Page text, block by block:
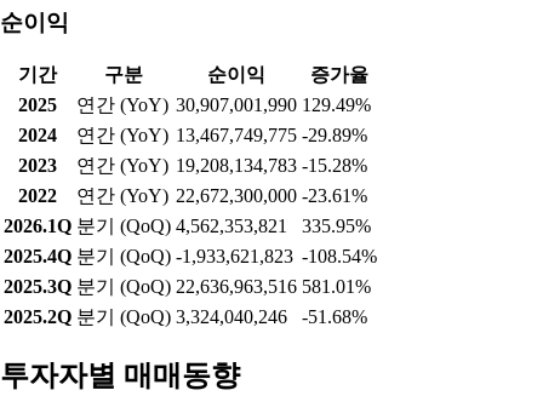
영업이익
기간 구분 영업이익
증가율
2025
연간 (YoY) 43,245,443,500 82.21%
2024
연간 (YoY) 23,733,768,464
-6.02%
2023
연간 (YoY) 25,253,673,267
73.62%
2022
연간 (YoY) 14,545,077,000 -49.20%
2026.1Q 분기 (QoQ) 190,690,457
105.45%
2025.4Q 분기 (QoQ) -3,501,549,300
-110.35%
2025.3Q 분기 (QoQ) 33,820,754,060 1338.23%
2025.2Q 분기 (QoQ) 2,351,559,280 -77.76%
순이익